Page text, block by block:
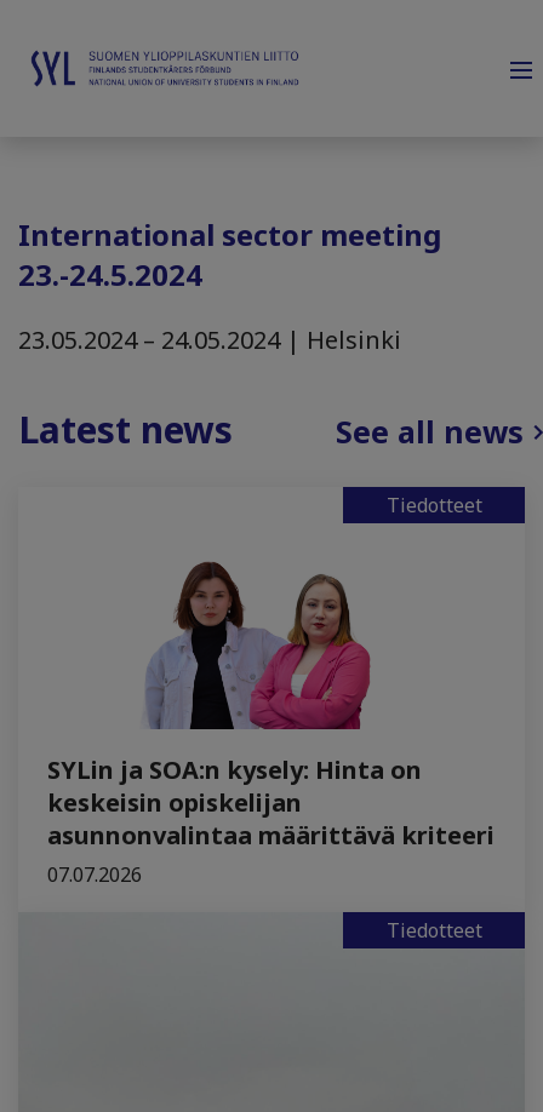
International sector meeting
23.-24.5.2024
23.05.2024 – 24.05.2024 | Helsinki
Latest news See all news
Tiedotteet
SYLin ja SOA:n kysely: Hinta on
keskeisin opiskelijan
asunnonvalintaa määrittävä kriteeri
07.07.2026
Tiedotteet